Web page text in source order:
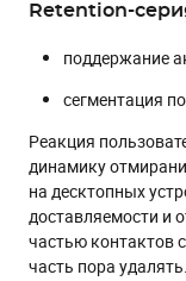
Retention-
поддержание
сегментация
Реакция
динамику
на десктопных
доставляемости и
частью контактов
часть пора удалять.